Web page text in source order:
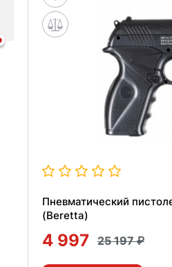
Пневматический
(Beretta)
4 997 25 197